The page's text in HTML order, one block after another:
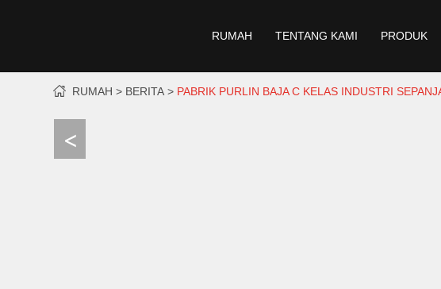
RUMAH TENTANG KAMI PRODUK
RUMAH BERITA PABRIK PURLIN BAJA C KELAS INDUSTRI